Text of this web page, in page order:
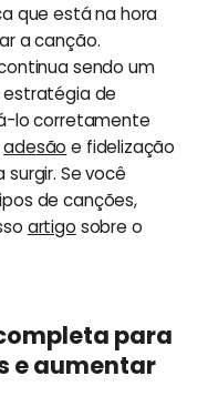
que está na hora
a canção.
sendo um
estratégia de
lo corretamente
adesão e fidelização
Se você
de canções,
artigo sobre o
para
e aumentar